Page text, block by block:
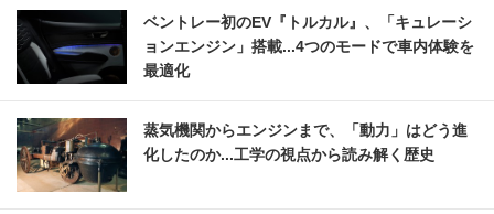
ベントレー初のEV『トルカル』、「キュレーシ
ョンエンジン」搭載...4つのモードで車内体験を
最適化
蒸気機関からエンジンまで、「動力」はどう進
化したのか...工学の視点から読み解く歴史